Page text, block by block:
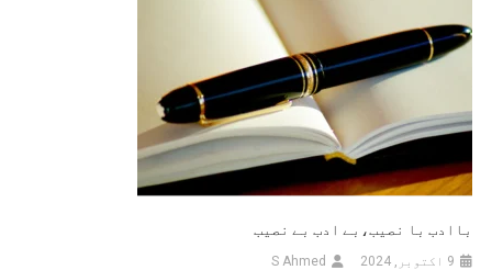
باادب با نصیب،بے ادب بے نصیب
9 اکتوبر, 2024 S Ahmed